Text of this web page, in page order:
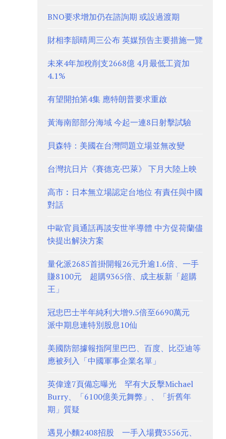
BNO要求增加仍在諮詢期 或設過渡期
財相李韻晴周三公布 英媒預告主要措施一覽
未來4年加稅削支2668億 4月最低工資加
4.1%
有望開拍第4集 應特朗普要求重啟
黃海南部部分海域 今起一連8日射擊試驗
貝森特：美國在台灣問題立場並無改變
台灣抗日片《賽德克·巴萊》 下月大陸上映
高市︰日本無立場認定台地位 有責任與中國
對話
中歐官員通話再談安世半導體 中方促荷蘭儘
快提出解決方案
量化派2685首掛開報26元升逾1.6倍、一手
賺8100元 超購9365倍、成主板新「超購
王」
冠忠巴士半年純利大增9.5倍至6690萬元
派中期息連特別股息10仙
美國防部據報指阿里巴巴、百度、比亞迪等
應被列入「中國軍事企業名單」
英偉達7頁備忘曝光 罕有大反擊Michael
Burry、「6100億美元舞弊」、「折舊年
期」質疑
遇見小麵2408招股 一手入場費3556元、